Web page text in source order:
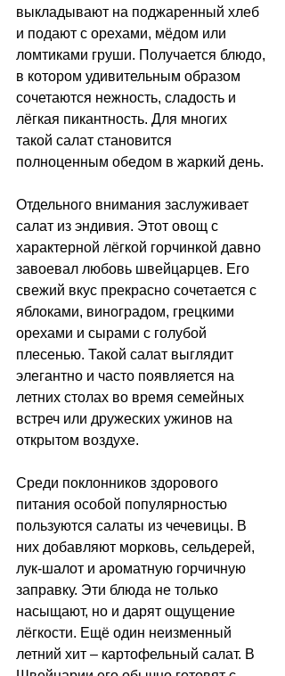
выкладывают на поджаренный хлеб
и подают с орехами, мёдом или
ломтиками груши. Получается блюдо,
в котором удивительным образом
сочетаются нежность, сладость и
лёгкая пикантность. Для многих
такой салат становится
полноценным обедом в жаркий день.
Отдельного внимания заслуживает
салат из эндивия. Этот овощ с
характерной лёгкой горчинкой давно
завоевал любовь швейцарцев. Его
свежий вкус прекрасно сочетается с
яблоками, виноградом, грецкими
орехами и сырами с голубой
плесенью. Такой салат выглядит
элегантно и часто появляется на
летних столах во время семейных
встреч или дружеских ужинов на
открытом воздухе.
Среди поклонников здорового
питания особой популярностью
пользуются салаты из чечевицы. В
них добавляют морковь, сельдерей,
лук-шалот и ароматную горчичную
заправку. Эти блюда не только
насыщают, но и дарят ощущение
лёгкости. Ещё один неизменный
летний хит – картофельный салат. В